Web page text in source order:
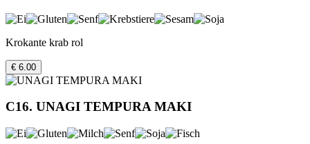
Krokante krab rol
€ 6.00
C16. UNAGI TEMPURA MAKI